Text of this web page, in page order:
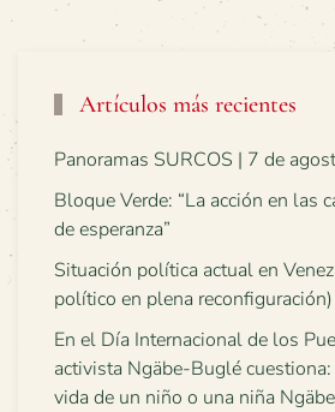
Artículos más recientes
Panoramas SURCOS | 7 de
Bloque Verde: “La acción en las
de esperanza”
Situación política actual en
político en plena reconfiguración)
En el Día Internacional de los
activista Ngäbe-Buglé cuestiona:
vida de un niño o una niña